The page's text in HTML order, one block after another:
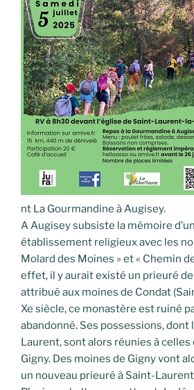
nt La Gourmandine à Augisey.
A Augisey subsiste la mémoire
établissement religieux avec les
Molard des Moines » et « Chemin
effet, il y aurait existé un prieuré
attribué aux moines de Condat
Xe siècle, ce monastère est ruiné
abandonné. Ses possessions,
Laurent, sont alors réunies à celles
Gigny. Des moines de Gigny vont
un nouveau prieuré à Saint-